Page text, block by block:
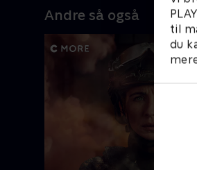
til
du
Andre så også